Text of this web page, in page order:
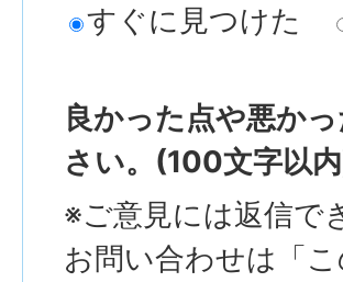
すぐに見つけた
良かった点や悪か
さい。(100文字以
※ご意見には返信で
お問い合わせは「